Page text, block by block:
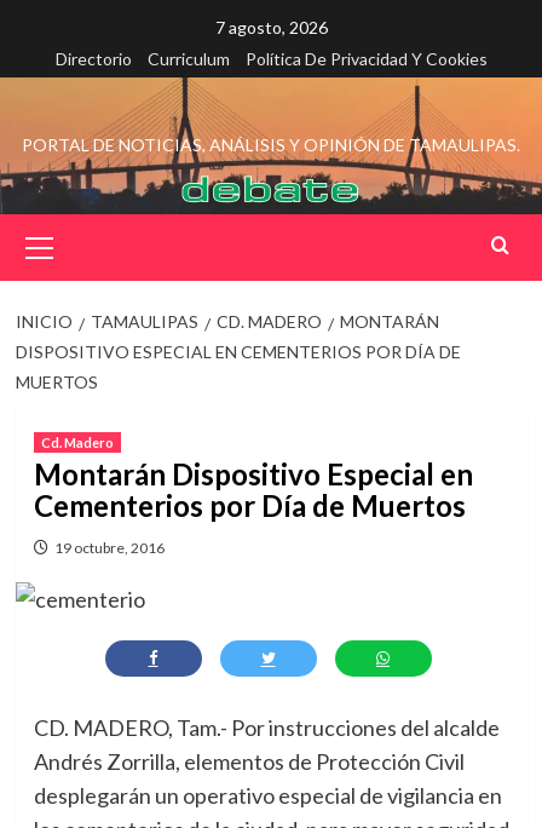
contenido
7 agosto, 2026
Directorio
Curriculum Política De Privacidad Y Cookies
PORTAL DE NOTICIAS, ANÁLISIS Y OPINIÓN DE TAMAULIPAS.
principal
INICIO TAMAULIPAS CD. MADERO
MONTARÁN
DISPOSITIVO ESPECIAL EN CEMENTERIOS POR DÍA DE
MUERTOS
Cd. Madero
Montarán Dispositivo Especial en
Cementerios por Día de Muertos
19 octubre, 2016
CD. MADERO, Tam.- Por instrucciones del alcalde
Andrés Zorrilla, elementos de Protección Civil
desplegarán un operativo especial de vigilancia en